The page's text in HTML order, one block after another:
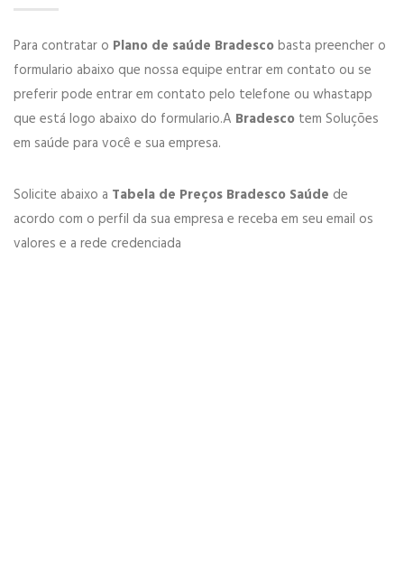
Para contratar o Plano de saúde Bradescobasta preencher o
formulario abaixo que nossa equipe entrar em contato ou se
preferir pode entrar em contato pelo telefone ou whastapp
que está logo abaixo do formulario.A Bradesco tem Soluções
em saúde para você e sua empresa.
Solicite abaixo a Tabela de Preços Bradesco Saúde de
acordo com o perfil da sua empresa e receba em seu email os
valores e a rede credenciada